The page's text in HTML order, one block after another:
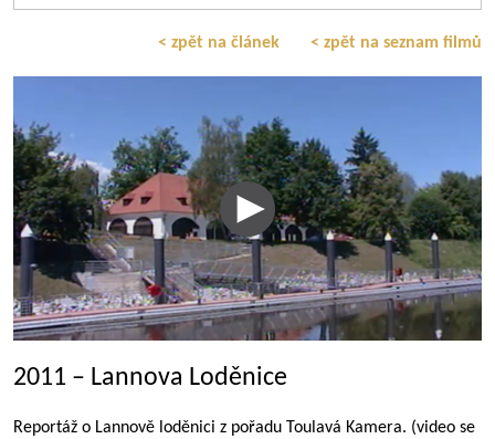
< zpět na článek < zpět na seznam filmů
2011 – Lannova Loděnice
Reportáž o Lannově loděnici z pořadu Toulavá Kamera. (video se